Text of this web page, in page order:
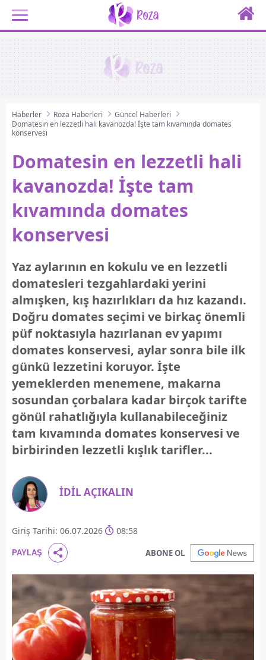
Haberler Roza Haberleri
Güncel Haberleri
Domatesin en lezzetli hali kavanozda! İşte tam kıvamında domates
konservesi
Domatesin en lezzetli hali
kavanozda! İşte tam
kıvamında domates
konservesi
Yaz aylarının en kokulu ve en lezzetli
domatesleri tezgahlardaki yerini
almışken, kış hazırlıkları da hız kazandı.
Doğru domates seçimi ve birkaç önemli
püf noktasıyla hazırlanan ev yapımı
domates konservesi, aylar sonra bile ilk
günkü lezzetini koruyor. İşte
yemeklerden menemene, makarna
sosundan çorbalara kadar birçok tarifte
gönül rahatlığıyla kullanabileceğiniz
tam kıvamında domates konservesi ve
birbirinden lezzetli kışlık tarifler...
İDİL AÇIKALIN
Giriş Tarihi: 06.07.2026 08:58
PAYLAŞ ABONE OL